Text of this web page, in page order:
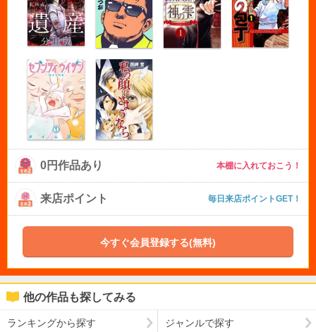
0円作品あり 本棚に入れておこう！
来店ポイント 毎日来店ポイントGET！
今すぐ会員登録する(無料)
他の作品も探してみる
ランキングから探す ジャンルで探す